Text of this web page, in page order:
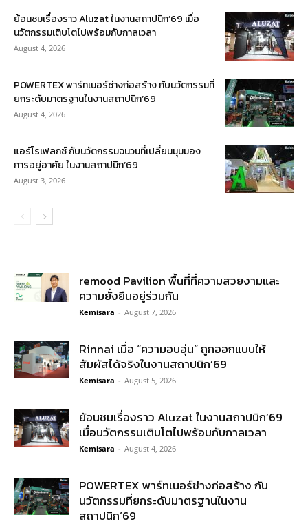
ย้อนชมเรื่องราว Aluzat ในงานสถาปนิก’69 เมื่อ
นวัตกรรมเติบโตไปพร้อมกับกาลเวลา
August 4, 2026
POWERTEX พาร์ทเนอร์ช่างก่อสร้าง กับนวัตกรรมที่
ยกระดับมาตรฐานในงานสถาปนิก’69
August 4, 2026
แอร์โรเฟลกซ์ กับนวัตกรรมฉนวนที่เปลี่ยนมุมมอง
การอยู่อาศัย ในงานสถาปนิก’69
August 3, 2026
remood Pavilion พื้นที่ที่ความสวยงามและ
ความยั่งยืนอยู่ร่วมกัน
Kemisara - August 7, 2026
Rinnai เมื่อ “ความอบอุ่น” ถูกออกแบบให้
สัมผัสได้จริงในงานสถาปนิก’69
Kemisara - August 5, 2026
ย้อนชมเรื่องราว Aluzat ในงานสถาปนิก’69
เมื่อนวัตกรรมเติบโตไปพร้อมกับกาลเวลา
Kemisara - August 4, 2026
POWERTEX พาร์ทเนอร์ช่างก่อสร้าง กับ
นวัตกรรมที่ยกระดับมาตรฐานในงาน
สถาปนิก’69